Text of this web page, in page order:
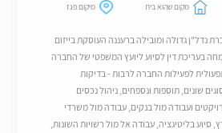
מקום שהוא בית מיקום פגז
גדולה ומובילה ברעננה העוסקת בייזום
בעריכת דין לסיוע ליועץ המשפטי של החברה
לפעילות החברה לרבות - בדיקות
שונים, תוספות ונספחים, ניהול נכסים
ועבודה מול בנקים, עבודה מול משרדי
סיוע בליטיגציה, עבודה אל מול רשויות השונות,